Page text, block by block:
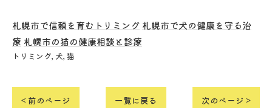
札幌市で信頼を育むトリミング 札幌市で犬の健康を守る治
療 札幌市の猫の健康相談と診療
トリミング 犬 猫
< 前のページ 一覧に戻る 次のページ >